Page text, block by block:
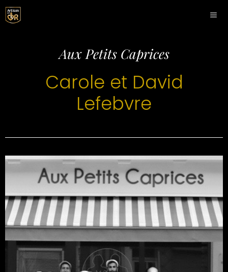
Aux Petits Caprices
Carole et David
Lefebvre
Panneau de gestion des cookies